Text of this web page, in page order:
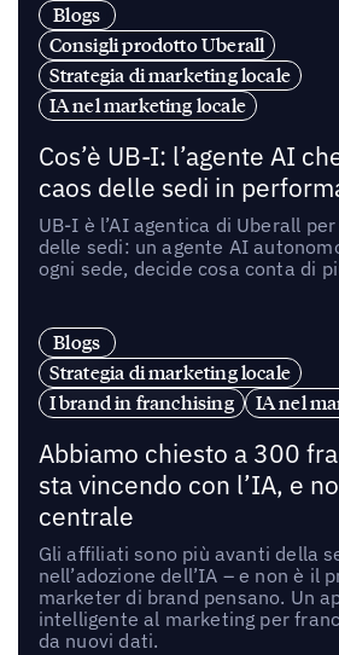
Blogs
Consigli prodotto Uberall
Strategia di marketing locale
IA nel marketing locale
Cos’è UB-I: l’agente AI
caos delle sedi in
UB-I è l’AI agentica di Uberall
delle sedi: un agente AI
ogni sede, decide cosa conta di
Blogs
Strategia di marketing locale
I brand in franchising
IA nel
Abbiamo chiesto a 300
sta vincendo con l’IA, e
centrale
Gli affiliati sono più avanti della
nell’adozione dell’IA – e non è il
marketer di brand pensano. Un
intelligente al marketing per
da nuovi dati.